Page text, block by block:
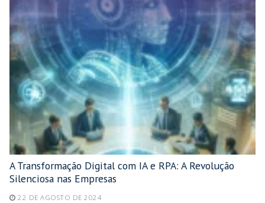
A Transformação Digital com IA e RPA: A Revolução
Silenciosa nas Empresas
22 DE AGOSTO DE 2024